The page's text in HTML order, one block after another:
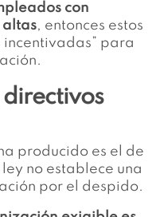
con
altas, entonces estos
incentivadas” para
directivos
producido es el de
no establece una
por el despido.